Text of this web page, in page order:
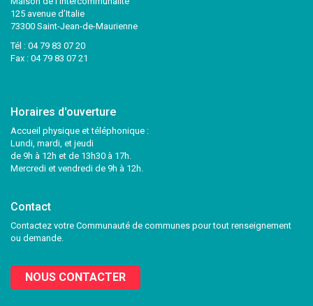
125 avenue d’Italie
73300 Saint-Jean-de-Maurienne
Tél : 04 79 83 07 20
Fax : 04 79 83 07 21
Horaires d'ouverture
Accueil physique et téléphonique :
Lundi, mardi, et jeudi
de 9h à 12h et de 13h30 à 17h.
Mercredi et vendredi de 9h à 12h.
Contact
Contactez votre Communauté de communes pour tout renseignement
ou demande.
NOUS CONTACTER